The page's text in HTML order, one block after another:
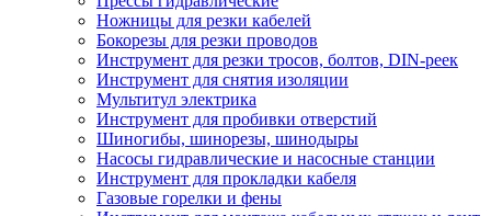
Ножницы для резки кабелей
Бокорезы для резки проводов
Инструмент для резки тросов, болтов, DIN-реек
Инструмент для снятия изоляции
Мультитул электрика
Инструмент для пробивки отверстий
Шиногибы, шинорезы, шинодыры
Насосы гидравлические и насосные станции
Инструмент для прокладки кабеля
Газовые горелки и фены